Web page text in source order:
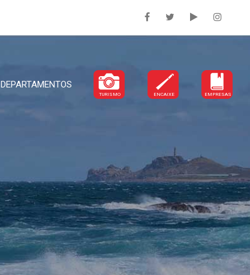
DEPARTAMENTOS
TURISMO ENCAIXE EMPRESAS